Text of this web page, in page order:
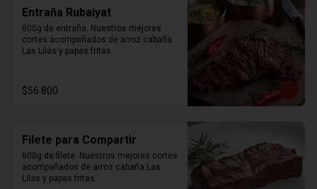
Entraña Rubaiyat
600g de entraña. Nuestros mejores
cortes acompañados de arroz cabaña
Las Lilas y papas fritas.
$56.800
Filete para Compartir
600g de filete. Nuestros mejores cortes
acompañados de arroz cabaña Las
Lilas y papas fritas.